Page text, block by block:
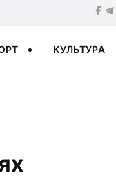
КУЛЬТУРА